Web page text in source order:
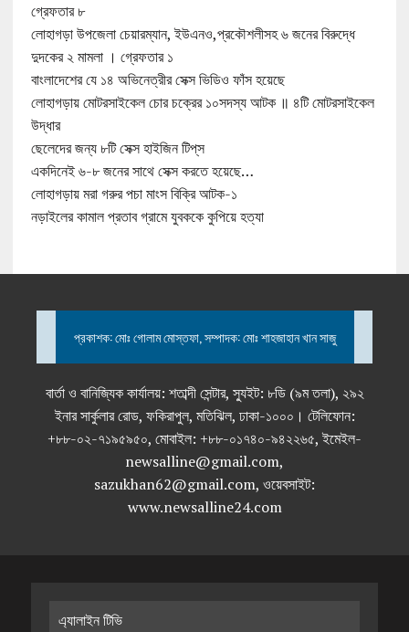
গ্রেফতার ৮
লোহাগড়া উপজেলা চেয়ারম্যান, ইউএনও,প্রকৌশলীসহ ৬ জনের বিরুদ্ধে
দুদকের ২ মামলা । গ্রেফতার ১
বাংলাদেশের যে ১৪ অভিনেত্রীর সেক্স ভিডিও ফাঁস হয়েছে
লোহাগড়ায় মোটরসাইকেল চোর চক্রের ১০সদস্য আটক ॥ ৪টি মোটরসাইকেল
উদ্ধার
ছেলেদের জন্য ৮টি সেক্স হাইজিন টিপ্‌স
একদিনেই ৬-৮ জনের সাথে সেক্স করতে হয়েছে…
লোহাগড়ায় মরা গরুর পচা মাংস বিক্রি আটক-১
নড়াইলের কামাল প্রতাব গ্রামে যুবককে কুপিয়ে হত্যা
প্রকাশক: মোঃ গোলাম মোস্তফা, সম্পাদক: মোঃ শাহজাহান খান সাজু
বার্তা ও বানিজ্যিক কার্যালয়: শতাব্দী সেন্টার, স্যুইট: ৮ডি (৯ম তলা), ২৯২
ইনার সার্কুলার রোড, ফকিরাপুল, মতিঝিল, ঢাকা-১০০০। টেলিফোন:
+৮৮-০২-৭১৯৫৯৫০, মোবাইল: +৮৮-০১৭৪০-৯৪২২৬৫, ইমেইল-
newsalline@gmail.com,
sazukhan62@gmail.com, ওয়েবসাইট:
www.newsalline24.com
এ্যালাইন টিভি